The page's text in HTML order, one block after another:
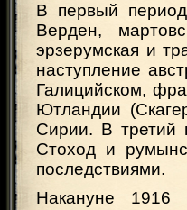
В первый
Верден,
эрзерумская и
наступление
Галицийском,
Ютландии
Сирии. В третий
Стоход и
последствиями.
Накануне 1916